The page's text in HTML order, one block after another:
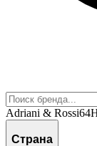
Adriani & Rossi64
Страна